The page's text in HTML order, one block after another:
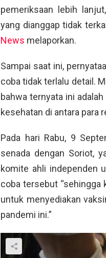
pemeriksaan lebih
yang dianggap tidak
News melaporkan.
Sampai saat ini,
coba tidak terlalu detail.
bahwa ternyata ini
kesehatan di antara para
Pada hari Rabu, 9
senada dengan Soriot,
komite ahli independen
coba tersebut
untuk menyediakan
pandemi ini.”